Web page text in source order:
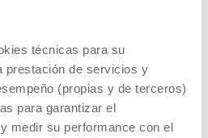
técnicas para su
prestación de servicios y
(propias y de terceros)
para garantizar el
medir su performance con el
profundamente la piel